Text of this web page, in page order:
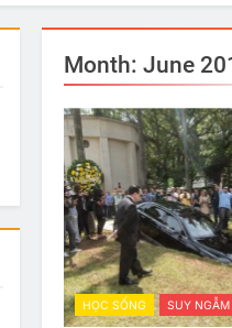
Month: June
HỌC SỐNG SUY NGẪM